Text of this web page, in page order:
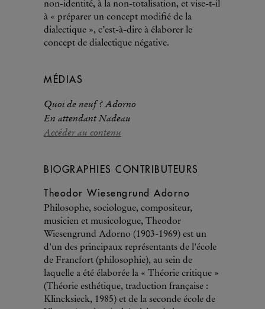
non-identité, à la non-totalisation, et vise-t-il
à « préparer un concept modifié de la
dialectique », c’est-à-dire à élaborer le
concept de dialectique négative.
MÉDIAS
Quoi de neuf ? Adorno
En attendant Nadeau
Accéder au contenu
BIOGRAPHIES CONTRIBUTEURS
Theodor Wiesengrund Adorno
Philosophe, sociologue, compositeur,
musicien et musicologue, Theodor
Wiesengrund Adorno (1903-1969) est un
d'un des principaux représentants de l'école
de Francfort (philosophie), au sein de
laquelle a été élaborée la « Théorie critique »
(Théorie esthétique, traduction française :
Klincksieck, 1985) et de la seconde école de